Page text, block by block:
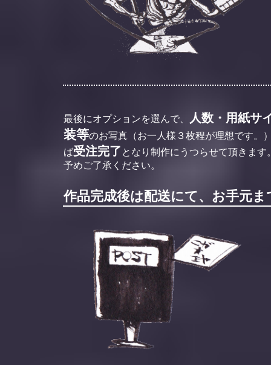
最後にオプションを選んで、 人数・用紙サ
装等のお写真（お一人様３枚程が理想です。
ば受注完了 となり制作にうつらせて頂きま
予めご了承ください。
作品完成後は配送にて、お手元